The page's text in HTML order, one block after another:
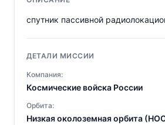
спутник пассивной
ДЕТАЛИ МИССИИ
Компания:
Космические войска России
Орбита:
Низкая околоземная орбита